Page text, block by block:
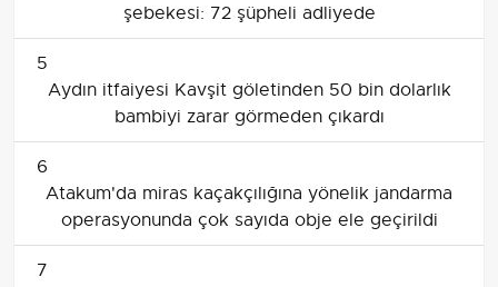
şebekesi: 72 şüpheli adliyede
5
Aydın itfaiyesi Kavşit göletinden 50 bin dolarlık
bambiyi zarar görmeden çıkardı
6
Atakum'da miras kaçakçılığına yönelik jandarma
operasyonunda çok sayıda obje ele geçirildi
7